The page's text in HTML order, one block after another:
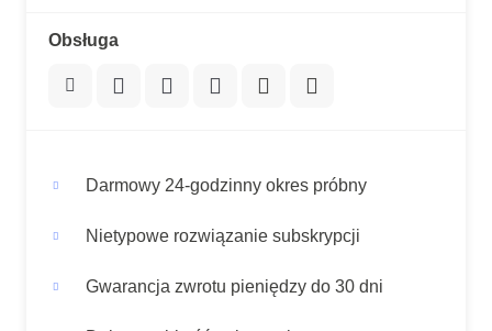
Obsługa
Darmowy 24-godzinny okres próbny
Nietypowe rozwiązanie subskrypcji
Gwarancja zwrotu pieniędzy do 30 dni